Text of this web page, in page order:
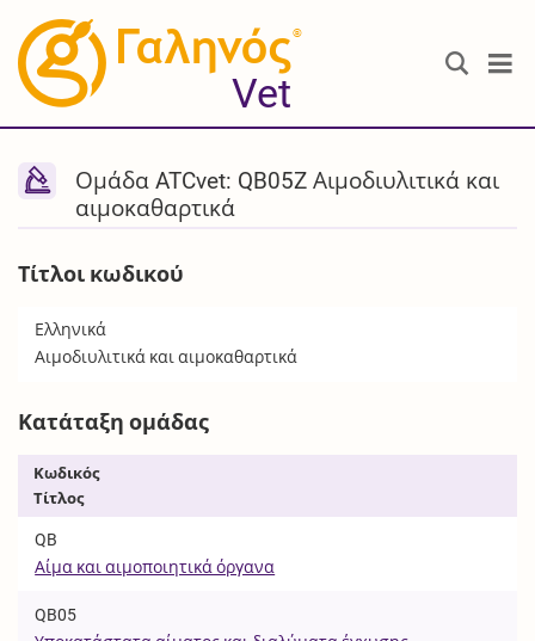
®
Vet
Ομάδα ATCvet: QB05Z Αιμοδιυλιτικά και
αιμοκαθαρτικά
Τίτλοι κωδικού
Ελληνικά
Αιμοδιυλιτικά και αιμοκαθαρτικά
Κατάταξη ομάδας
Κωδικός
Τίτλος
QB
Αίμα και αιμοποιητικά όργανα
QB05